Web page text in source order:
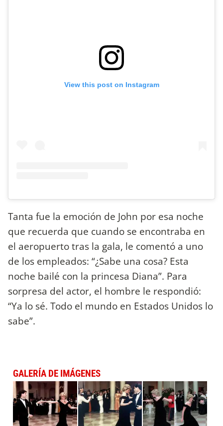
View this post on Instagram
Tanta fue la emoción de John por esa noche
que recuerda que cuando se encontraba en
el aeropuerto tras la gala, le comentó a uno
de los empleados: “¿Sabe una cosa? Esta
noche bailé con la princesa Diana”. Para
sorpresa del actor, el hombre le respondió:
“Ya lo sé. Todo el mundo en Estados Unidos lo
sabe”.
GALERÍA DE IMÁGENES